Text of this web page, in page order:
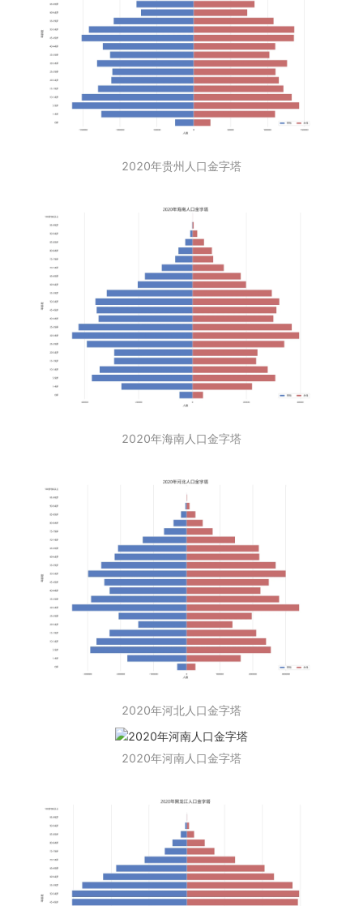
2020年贵州人口金字塔
2020年海南人口金字塔
2020年河北人口金字塔
2020年河南人口金字塔